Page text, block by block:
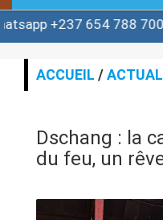
ACCUEIL
ACTUALITE
ALERTE
788 700 ou via
ACCUEIL /
Dschang : la
du feu, un